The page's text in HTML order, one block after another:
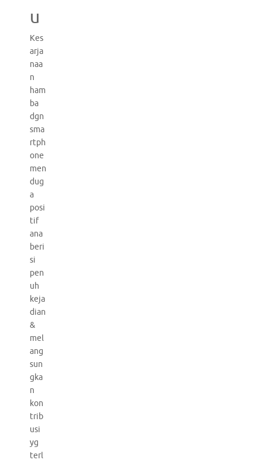
u
Kes
arja
naa
n
ham
ba
dgn
sma
rtph
one
men
dug
a
posi
tif
ana
beri
si
pen
uh
keja
dian
&
mel
ang
sun
gka
n
kon
trib
usi
yg
terl